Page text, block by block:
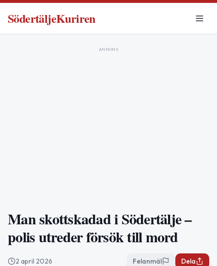
SödertäljeKuriren
ANNONS
Man skottskadad i Södertälje –
polis utreder försök till mord
2 april 2026 Felanmäl Dela